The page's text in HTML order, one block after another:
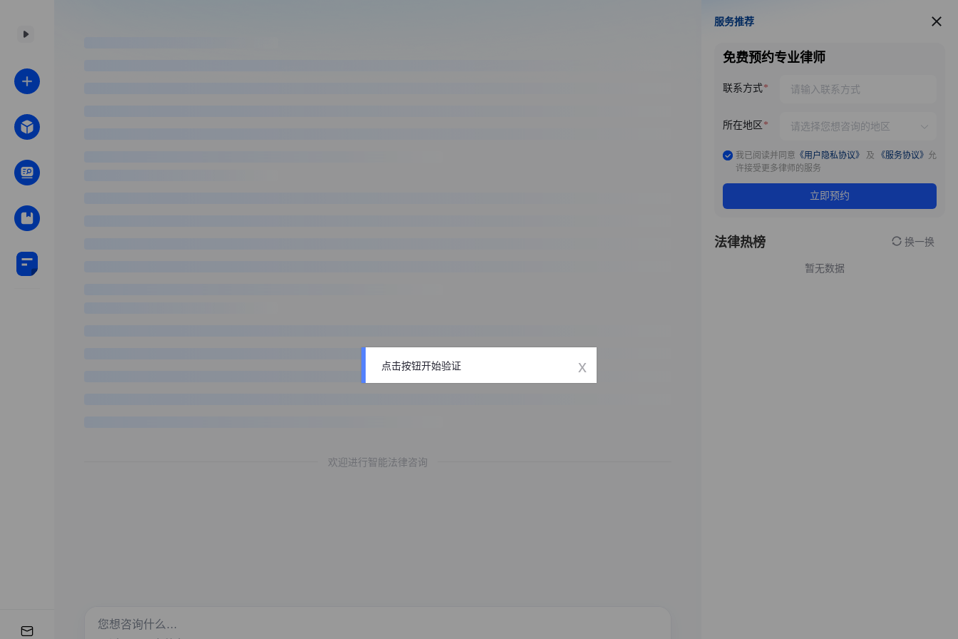
欢迎进行智能法律咨询
服务推荐
服务推荐
免费预约专业律师
联系方式
所在地区
我已阅读并同意 《用户隐私协议》 及 《服务协议》 允
许接受更多律师的服务
立即预约
法律热榜 换一换
暂无数据
点击按钮开始验证 x